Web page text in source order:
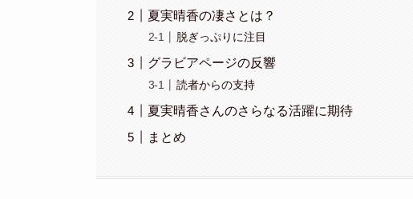
夏実晴香の凄さとは？
脱ぎっぷりに注目
グラビアページの反響
読者からの支持
夏実晴香さんのさらなる活躍に期待
まとめ